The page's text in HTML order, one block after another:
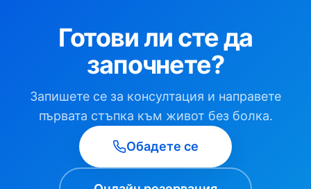
Готови ли сте да
започнете?
Запишете се за консултация и направете
първата стъпка към живот без болка.
Обадете се